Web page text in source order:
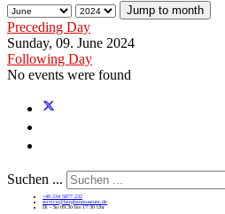
Jump to month
Preceding Day
Sunday, 09. June 2024
Following Day
No events were found
Suchen ...
+49 234 5877 232
service@bergbaumuseum.de
Di - So 09:30 bis 17:30 Uhr